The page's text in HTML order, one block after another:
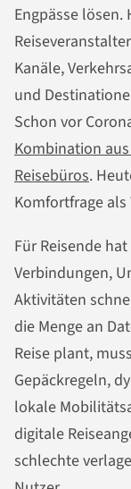
Engpässe
Kanäle,
und
Schon vor
Kombination
Reisebüros.
Komfortfrage
Für Reisende
Verbindungen,
Aktivitäten
die Menge an
Reise plant,
Gepäckregeln,
lokale
digitale
schlechte